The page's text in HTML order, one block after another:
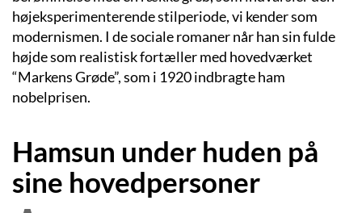
højeksperimenterende stilperiode, vi kender som
modernismen. I de sociale romaner når han sin fulde
højde som realistisk fortæller med hovedværket
“Markens Grøde”, som i 1920 indbragte ham
nobelprisen.
Hamsun under huden på
sine hovedpersoner